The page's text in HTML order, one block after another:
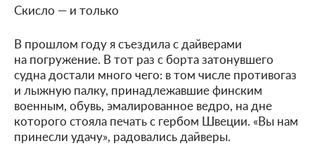
Скисло — и только
В прошлом году я съездила с дайверами
на погружение. В тот раз с борта затонувшего
судна достали много чего: в том числе противогаз
и лыжную палку, принадлежавшие финским
военным, обувь, эмалированное ведро, на дне
которого стояла печать с гербом Швеции. «Вы нам
принесли удачу», радовались дайверы.